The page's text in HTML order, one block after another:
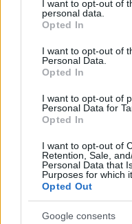
disclose it to other third
Please note that this
services and may
not limited to your visit
grant or deny consent to
consent section.
I want to opt-out of
personal data.
Opted In
I want to opt-out of
Personal Data.
Opted In
I want to opt-out of
Personal Data for
Opted In
I want to opt-out of
Retention, Sale,
Personal Data that
Purposes for which
Opted Out
Google consents
Televisione
Programmi TV
Amici
Ballando Con Le Stelle
Grande Fratello
Isola Dei Famosi